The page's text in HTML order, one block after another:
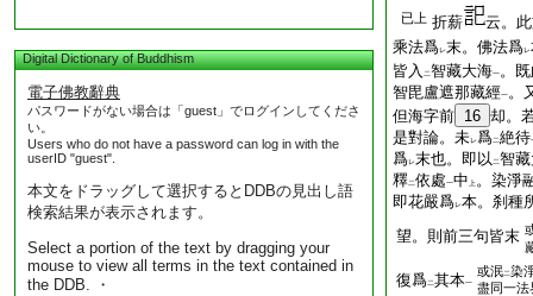
Digital Dictionary of Buddhism
電子佛教辭典
パスワードがない場合は「guest」でログインしてくださ
い。
Users who do not have a password can log in with the
userID "guest".
本文をドラッグして選択するとDDBの見出し語
検索結果が表示されます。
Select a portion of the text by dragging your
mouse to view all terms in the text contained in
the DDB. ・
已上 折薪
云。
乘法爲レ末。佛法爲レ
皆入 二智藏大海一。
智毘盧遮那藏經一。
但海字前 16 却。
是對論。未レ爲二絶待
爲レ末也。即以 二智
釋二依處一中 上 。染淨
即花嚴爲レ本。刹種
望。則前三句皆末
復爲二其本一
或泯二染
盡同一法